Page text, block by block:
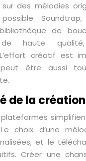
sur des mélodies
de
haute qualité,
créatif est
être aussi
de la création
choix d’une
et le
Créer une